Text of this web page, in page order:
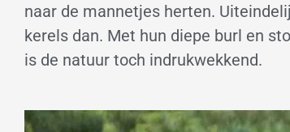
naar de mannetjes herten.
kerels dan. Met hun diepe burl en
is de natuur toch indrukwekkend.